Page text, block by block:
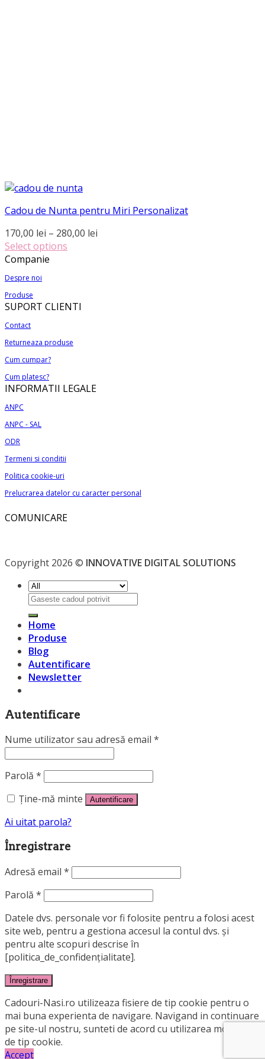
Cadou de Nunta pentru Miri Personalizat
170,00 lei – 280,00 lei
Select options
Acest
are
mai
multe
variații.
Opțiunile
pot
fi
alese
în
pagina
produsului.
Companie
Despre noi
Produse
SUPORT CLIENTI
Contact
Returneaza produse
Cum cumpar?
Cum platesc?
INFORMATII LEGALE
ANPC
ANPC - SAL
ODR
Termeni si conditii
Politica cookie-uri
Prelucrarea datelor cu caracter personal
COMUNICARE
Copyright 2026 © INNOVATIVE DIGITAL SOLUTIONS
Caută
după:
Home
Produse
Blog
Autentificare
Newsletter
Autentificare
Nume utilizator sau adresă email *
Parolă *
Ține-mă minte
Autentificare
Ai uitat parola?
Înregistrare
Adresă email *
Parolă *
Datele dvs. personale vor fi folosite pentru a folosi acest
site web, pentru a gestiona accesul la contul dvs. și
pentru alte scopuri descrise în
[politica_de_confidențialitate].
Înregistrare
Cadouri-Nasi.ro utilizeaza fisiere de tip cookie pentru o
mai buna experienta de navigare. Navigand in continuare
pe site-ul nostru, sunteti de acord cu utilizarea modulelor
de tip cookie.
Accept